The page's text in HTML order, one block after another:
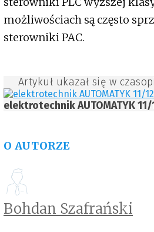
możliwościach są często
sterowniki PAC.
Artykuł ukazał się w
elektrotechnik AUTOMATYK
O AUTORZE
Bohdan Szafrański